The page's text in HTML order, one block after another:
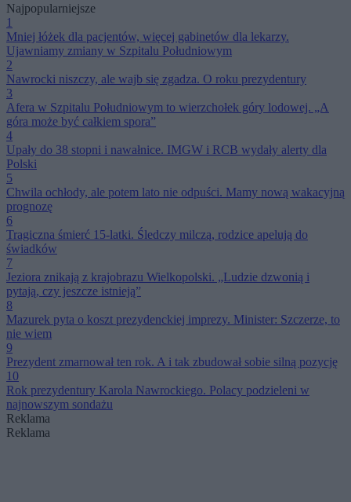
Najpopularniejsze
1
Mniej łóżek dla pacjentów, więcej gabinetów dla lekarzy.
Ujawniamy zmiany w Szpitalu Południowym
2
Nawrocki niszczy, ale wajb się zgadza. O roku prezydentury
3
Afera w Szpitalu Południowym to wierzchołek góry lodowej. „A
góra może być całkiem spora”
4
Upały do 38 stopni i nawałnice. IMGW i RCB wydały alerty dla
Polski
5
Chwila ochłody, ale potem lato nie odpuści. Mamy nową wakacyjną
prognozę
6
Tragiczna śmierć 15-latki. Śledczy milczą, rodzice apelują do
świadków
7
Jeziora znikają z krajobrazu Wielkopolski. „Ludzie dzwonią i
pytają, czy jeszcze istnieją”
8
Mazurek pyta o koszt prezydenckiej imprezy. Minister: Szczerze, to
nie wiem
9
Prezydent zmarnował ten rok. A i tak zbudował sobie silną pozycję
10
Rok prezydentury Karola Nawrockiego. Polacy podzieleni w
najnowszym sondażu
Reklama
Reklama